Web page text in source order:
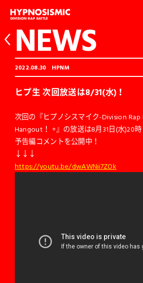
NEWS
2022.08.30 HPNM
ヒプ生 次回放送は8/31(水)！
次回の『ヒプノシスマイク-Division
Hangout！ +』の放送は8月31日(水)20時
予告編コメントを公開中！
↓↓↓
https://youtu.be/dwAWNii7ZOk